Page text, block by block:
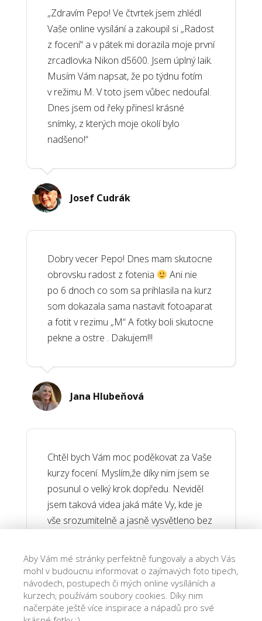
„Zdravím Pepo! Ve čtvrtek jsem zhlédl
Vaše online vysílání a zakoupil si „Radost
z focení“ a v pátek mi dorazila moje první
zrcadlovka Nikon d5600. Jsem úplný laik.
Musím Vám napsat, že po týdnu fotím
v režimu M. V toto jsem vůbec nedoufal.
Dnes jsem od řeky přinesl krásné
snímky, z kterých moje okolí bylo
nadšeno!“
Josef Cudrák
Dobry vecer Pepo! Dnes mam skutocne
obrovsku radost z fotenia
Ani nie
po 6 dnoch co som sa prihlasila na kurz
som dokazala sama nastavit fotoaparat
a fotit v rezimu „M“ A fotky boli skutocne
pekne a ostre . Dakujem!!!
Jana Hlubeňová
Chtěl bych Vám moc poděkovat za Vaše
kurzy focení. Myslím,že díky nim jsem se
posunul o velký krok dopředu. Neviděl
jsem taková videa jaká máte Vy, kde je
vše srozumitelně a jasně vysvětleno bez
Zkrátka to co je potřeba.
Marek Hádal
Aby Vám mé stránky perfektně fungovaly a abych Vás
mohl v budoucnu informovat o zajímavých foto tipech,
návodech, postupech či mých online vysíláních a
kurzech, používám soubory cookies. Díky nim
načerpáte ještě více inspirace a nápadů pro své